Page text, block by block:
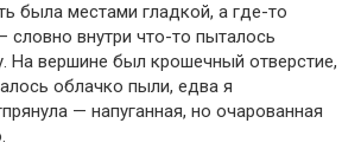
была местами гладкой, а где-то
словно внутри что-то пыталось
На вершине был крошечный отверстие,
облачко пыли, едва я
— напуганная, но очарованная